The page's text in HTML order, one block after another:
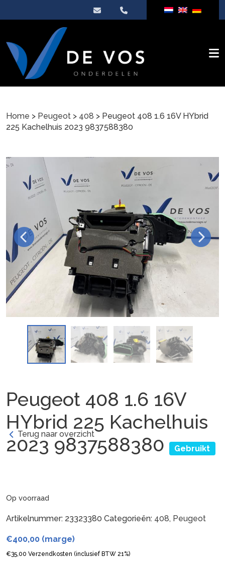
Home > Peugeot > 408 > Peugeot 408 1.6 16V HYbrid
225 Kachelhuis 2023 9837588380
Peugeot 408 1.6 16V
HYbrid 225 Kachelhuis
2023 9837588380
Gebruikt
Terug naar overzicht
Op voorraad
Artikelnummer: 23323380 Categorieën: 408, Peugeot
€400,00 (marge)
€35,00 Verzendkosten (inclusief BTW 21%)